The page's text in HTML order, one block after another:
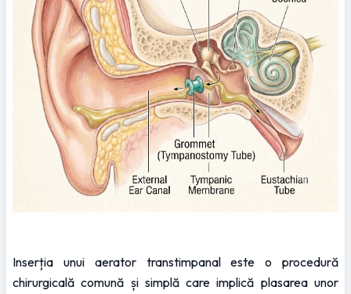
Inserția unui aerator transtimpanal este o procedură
chirurgicală comună și simplă care implică plasarea unor